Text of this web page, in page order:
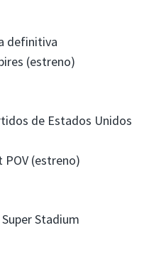
definitiva
(estreno)
de Estados Unidos
(estreno)
Stadium